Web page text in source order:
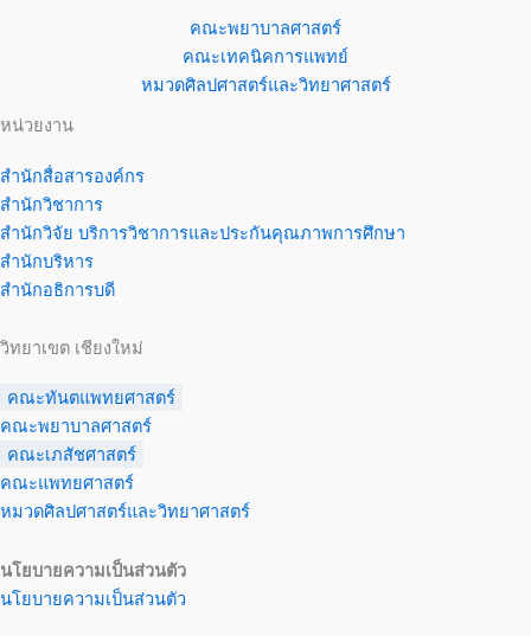
คณะพยาบาลศาสตร์
คณะเทคนิคการแพทย์
หมวดศิลปศาสตร์และวิทยาศาสตร์
หน่วยงาน
สำนักสื่อสารองค์กร
สำนักวิชาการ
สำนักวิจัย บริการวิชาการและประกันคุณภาพการศึกษา
สำนักบริหาร
สำนักอธิการบดี
วิทยาเขต เชียงใหม่
คณะทันตแพทยศาสตร์
คณะพยาบาลศาสตร์
คณะเภสัชศาสตร์
คณะแพทยศาสตร์
หมวดศิลปศาสตร์และวิทยาศาสตร์
นโยบายความเป็นส่วนตัว
นโยบายความเป็นส่วนตัว